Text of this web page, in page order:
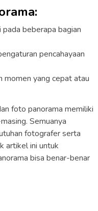
beberapa bagian
pencahayaan
momen yang cepat atau
foto panorama memiliki
Semuanya
fotografer serta
artikel ini untuk
bisa benar-benar